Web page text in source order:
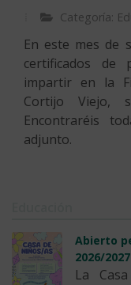
Categoría:
En este mes de
certificados de
impartir en la
Cortijo Viejo,
Encontraréis
adjunto.
Abierto
2026/
La